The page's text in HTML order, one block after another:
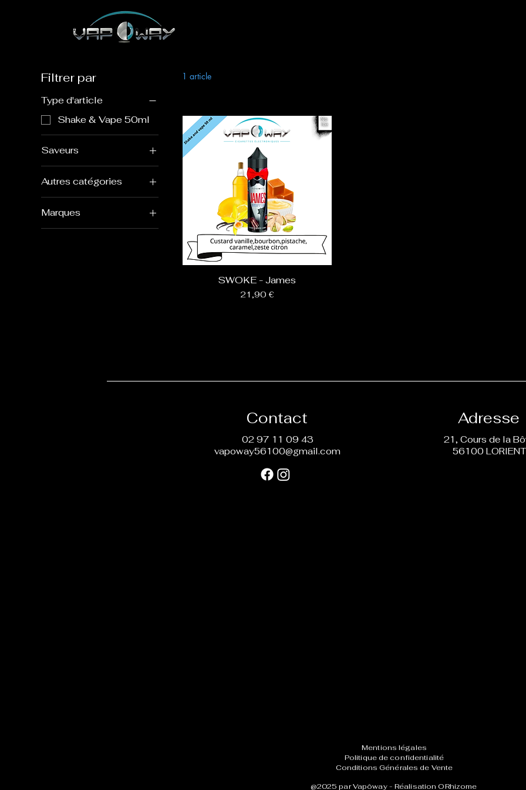
Filtrer par
Type d'article
Shake & Vape 50ml
Saveurs
Bourbon
Caramel
Crème anglaise
Autres catégories
Fruit
Gourmand
Marques
Swoke
1 article
SWOKE - James
Prix
21,90 €
Contact
02 97 11 09 43
vapoway56100@gmail.com
Adresse
21, Cours de la
56100 LORIENT
Mentions légales
Politique de confidentialité
Conditions Générales de Vente
@2025 par Vapôway - Réalisation ORhizome